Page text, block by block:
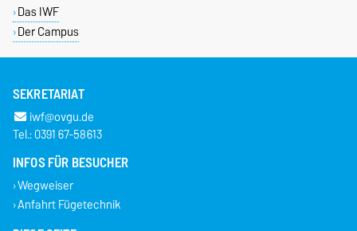
Das IWF
Der Campus
SEKRETARIAT
iwf@ovgu.de
Tel.: 0391 67-58613
INFOS FÜR BESUCHER
Wegweiser
Anfahrt Fügetechnik